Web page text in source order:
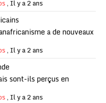
, Il y a 2 ans
a de nouveaux
, Il y a 2 ans
sont-ils perçus en
, Il y a 2 ans